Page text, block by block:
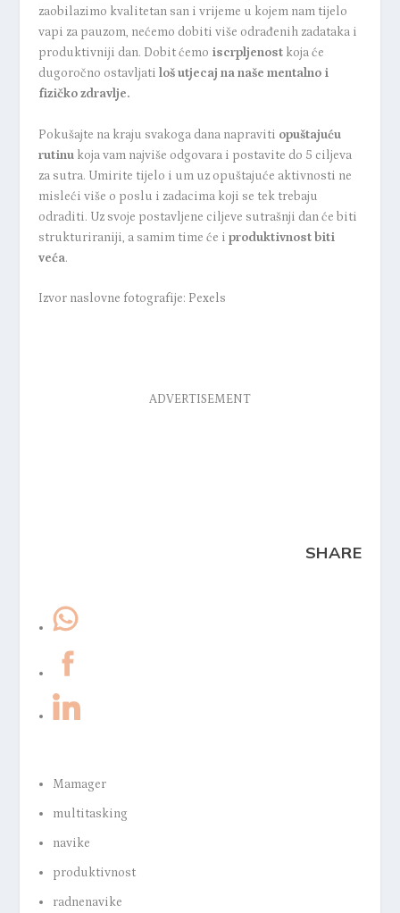
zaobilazimo kvalitetan san i vrijeme u kojem nam tijelo
vapi za pauzom, nećemo dobiti više odrađenih zadataka i
produktivniji dan. Dobit ćemo iscrpljenostkoja će
dugoročno ostavljati loš utjecaj na naše mentalno i
fizičko zdravlje.
Pokušajte na kraju svakoga dana napraviti opuštajuću
rutinukoja vam najviše odgovara i postavite do 5 ciljeva
za sutra. Umirite tijelo i um uz opuštajuće aktivnosti ne
misleći više o poslu i zadacima koji se tek trebaju
odraditi. Uz svoje postavljene ciljeve sutrašnji dan će biti
strukturiraniji, a samim time će i produktivnost biti
veća.
Izvor naslovne fotografije: Pexels
ADVERTISEMENT
SHARE
Mamager
multitasking
navike
produktivnost
radnenavike